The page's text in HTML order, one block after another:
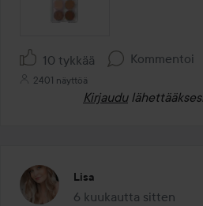
10 tykkää Kommentoi
2401 näyttöä
Kirjaudu
Lisa
6 kuukautta sitten
Viesti luotiin 6